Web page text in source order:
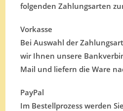
folgenden Zahlungsarten
Vorkasse
Bei Auswahl der
wir Ihnen unsere
Mail und liefern die Ware
PayPal
Im Bestellprozess werden